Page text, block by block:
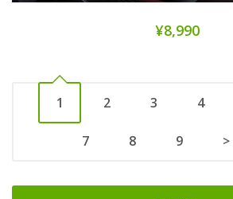
¥8,990
1 2 3 4
7 8 9 >